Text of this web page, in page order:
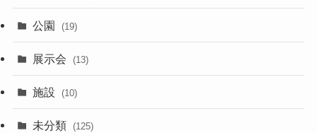
公園 (19)
展示会 (13)
施設 (10)
未分類 (125)